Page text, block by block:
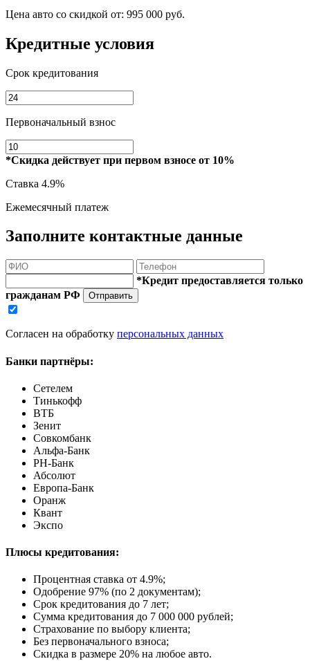
Цена авто со скидкой от: 995 000 руб.
Кредитные условия
Срок кредитования
Первоначальный взнос
*Скидка действует при первом взносе от 10%
Ставка 4.9%
Ежемесячный платеж
Заполните контактные данные
*Кредит предоставляется только
гражданам РФ
Отправить
Согласен на обработку персональных данных
Банки партнёры:
Сетелем
Тинькофф
ВТБ
Зенит
Совкомбанк
Альфа-Банк
РН-Банк
Абсолют
Европа-Банк
Оранж
Квант
Экспо
Плюсы кредитования:
Процентная ставка от 4.9%;
Одобрение 97% (по 2 документам);
Срок кредитования до 7 лет;
Сумма кредитования до 7 000 000 рублей;
Страхование по выбору клиента;
Без первоначального взноса;
Скидка в размере 20% на любое авто.